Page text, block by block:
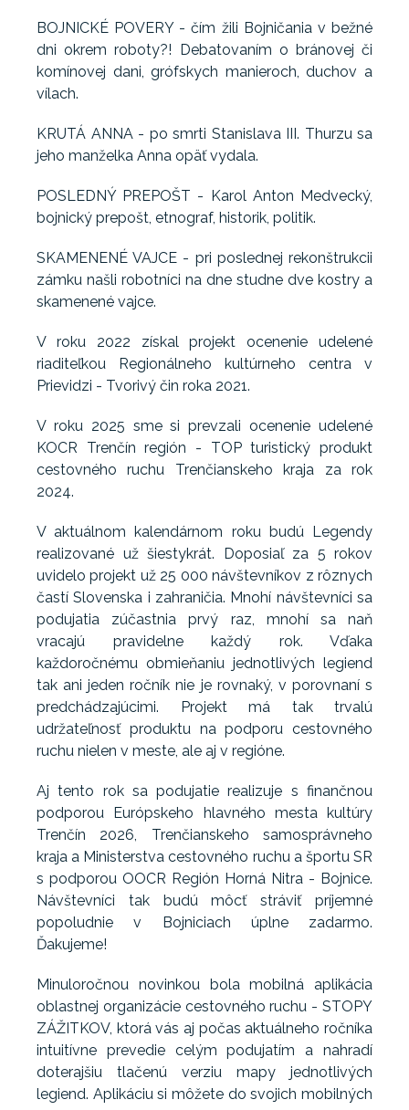
BOJNICKÉ POVERY - čím žili Bojničania v bežné
dni okrem roboty?! Debatovaním o bránovej či
komínovej dani, grófskych manieroch, duchov a
vílach.
KRUTÁ ANNA - po smrti Stanislava III. Thurzu sa
jeho manželka Anna opäť vydala.
POSLEDNÝ PREPOŠT - Karol Anton Medvecký,
bojnický prepošt, etnograf, historik, politik.
SKAMENENÉ VAJCE - pri poslednej rekonštrukcii
zámku našli robotníci na dne studne dve kostry a
skamenené vajce.
V roku 2022 získal projekt ocenenie udelené
riaditeľkou Regionálneho kultúrneho centra v
Prievidzi - Tvorivý čin roka 2021.
V roku 2025 sme si prevzali ocenenie udelené
KOCR Trenčín región - TOP turistický produkt
cestovného ruchu Trenčianskeho kraja za rok
2024.
V aktuálnom kalendárnom roku budú Legendy
realizované už šiestykrát. Doposiaľ za 5 rokov
uvidelo projekt už 25 000 návštevníkov z rôznych
častí Slovenska i zahraničia. Mnohí návštevníci sa
podujatia zúčastnia prvý raz, mnohí sa naň
vracajú pravidelne každý rok. Vďaka
každoročnému obmieňaniu jednotlivých legiend
tak ani jeden ročník nie je rovnaký, v porovnaní s
predchádzajúcimi. Projekt má tak trvalú
udržateľnosť produktu na podporu cestovného
ruchu nielen v meste, ale aj v regióne.
Aj tento rok sa podujatie realizuje s finančnou
podporou Európskeho hlavného mesta kultúry
Trenčín 2026, Trenčianskeho samosprávneho
kraja a Ministerstva cestovného ruchu a športu SR
s podporou OOCR Región Horná Nitra - Bojnice.
Návštevníci tak budú môcť stráviť príjemné
popoludnie v Bojniciach úplne zadarmo.
Ďakujeme!
Minuloročnou novinkou bola mobilná aplikácia
oblastnej organizácie cestovného ruchu - STOPY
ZÁŽITKOV, ktorá vás aj počas aktuálneho ročníka
intuitívne prevedie celým podujatím a nahradí
doterajšiu tlačenú verziu mapy jednotlivých
legiend. Aplikáciu si môžete do svojich mobilných